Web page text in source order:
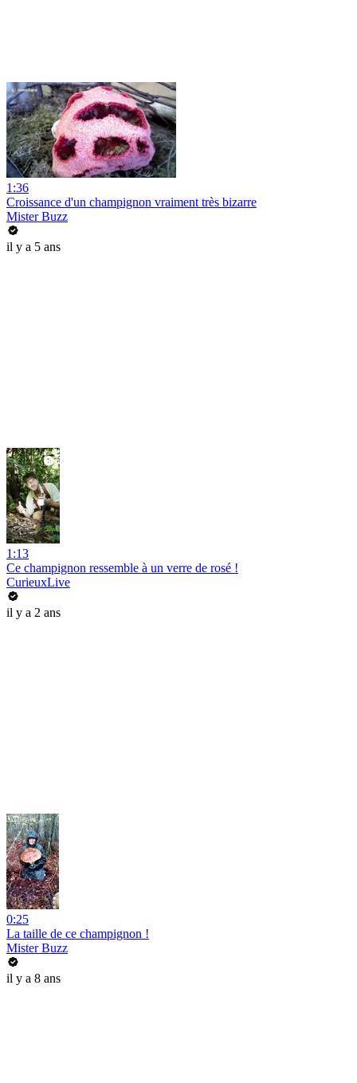
1:36
Croissance d'un champignon vraiment très bizarre
Mister Buzz
il y a 5 ans
1:13
Ce champignon ressemble à un verre de rosé !
CurieuxLive
il y a 2 ans
0:25
La taille de ce champignon !
Mister Buzz
il y a 8 ans